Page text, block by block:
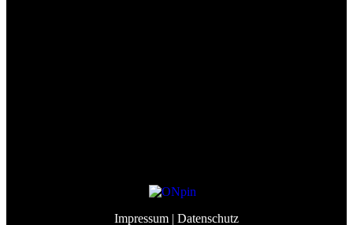
Impressum | Datenschutz